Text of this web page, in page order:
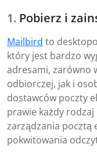
Pobierz i
Mailbird to
który jest bardzo
adresami, zarówno
odbiorczej, jak i
dostawców poczty
prawie każdy
zarządzania pocztą
pokwitowania